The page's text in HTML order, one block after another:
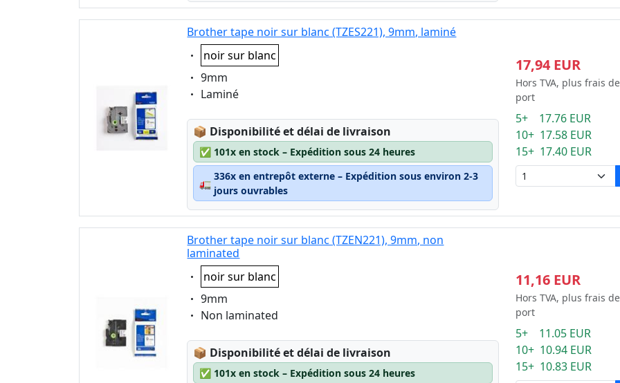
Brother tape noir sur blanc (TZES221), 9mm, laminé
Eigenschaft:
noir sur blanc
Eigenschaft:
9mm
Eigenschaft:
Laminé
📦 Lagerstatus:
Disponibilité et délai de livraison
✅ 101x en stock – Expédition sous 24 heures
🚛
336x en entrepôt externe – Expédition sous environ 2-3
jours ouvrables
17,94 EUR
Hors TVA, plus frais de
port
5+ 17.76 EUR
10+ 17.58 EUR
15+ 17.40 EUR
Brother tape noir sur blanc (TZEN221), 9mm, non
laminated
Eigenschaft:
noir sur blanc
Eigenschaft:
9mm
Eigenschaft:
Non laminated
📦 Lagerstatus:
Disponibilité et délai de livraison
✅ 101x en stock – Expédition sous 24 heures
11,16 EUR
Hors TVA, plus frais de
port
5+ 11.05 EUR
10+ 10.94 EUR
15+ 10.83 EUR